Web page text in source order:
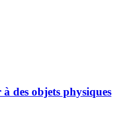
des objets physiques